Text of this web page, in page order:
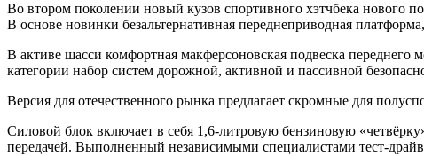
Во втором поколении новый кузов спортивного хэтчбека нового
В основе новинки безальтернативная переднеприводная
В активе шасси комфортная макферсоновская подвеска
категории набор систем дорожной, активной и пассивной
Версия для отечественного рынка предлагает скромные для
Силовой блок включает в себя 1,6-литровую бензиновую
передачей. Выполненный независимыми специалистами тест-